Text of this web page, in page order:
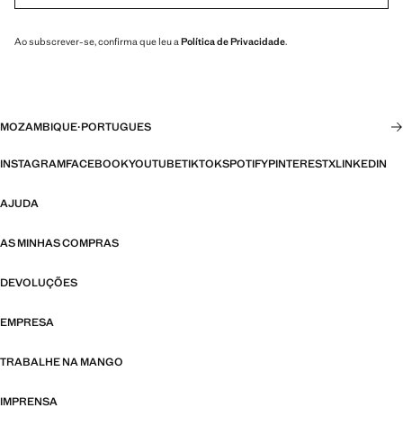
Ao subscrever-se, confirma que leu a Política de Privacidade.
MOZAMBIQUE·PORTUGUES
INSTAGRAMFACEBOOKYOUTUBETIKTOKSPOTIFYPINTERESTXLINKEDIN
AJUDA
AS MINHAS COMPRAS
DEVOLUÇÕES
EMPRESA
TRABALHE NA MANGO
IMPRENSA